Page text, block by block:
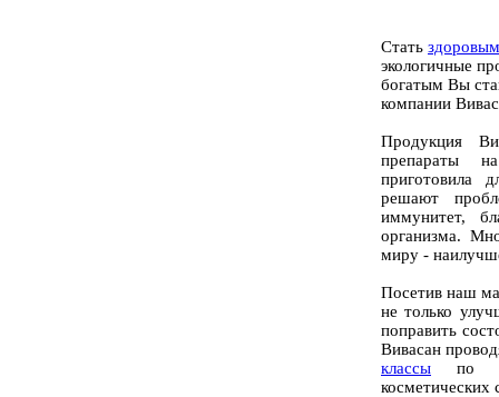
Стать здоровым
экологичные
богатым Вы
компании
Продукция
препараты
приготовила
решают
иммунитет,
организма.
миру -
Посетив наш
не только
поправить
Вивасан
классы по
косметических